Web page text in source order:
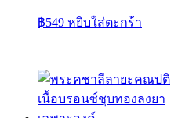
฿549 หยิบใส่ตะกร้า